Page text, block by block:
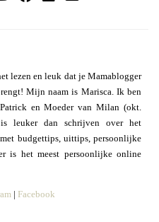
lezen en leuk dat je Mamablogger
Mijn naam is Marisca. Ik ben
en Moeder van Milan (okt.
leuker dan schrijven over het
budgettips, uittips, persoonlijke
is het meest persoonlijke online
| Facebook